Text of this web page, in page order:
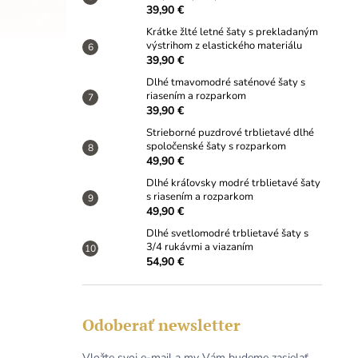
39,90 €
Krátke žlté letné šaty s prekladaným
výstrihom z elastického materiálu
39,90 €
Dlhé tmavomodré saténové šaty s
riasením a rozparkom
39,90 €
Strieborné puzdrové trblietavé dlhé
spoločenské šaty s rozparkom
49,90 €
Dlhé kráľovsky modré trblietavé šaty
s riasením a rozparkom
49,90 €
Dlhé svetlomodré trblietavé šaty s
3/4 rukávmi a viazaním
54,90 €
Odoberať newsletter